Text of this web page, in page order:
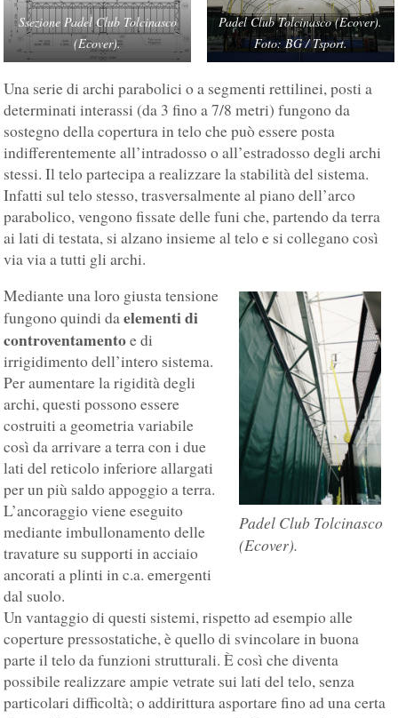
Ssezione Padel Club Tolcinasco
(Ecover).
Padel Club Tolcinasco (Ecover).
Foto: BG / Tsport.
Una serie di archi parabolici o a segmenti rettilinei, posti a
determinati interassi (da 3 fino a 7/8 metri) fungono da
sostegno della copertura in telo che può essere posta
indifferentemente all’intradosso o all’estradosso degli archi
stessi. Il telo partecipa a realizzare la stabilità del sistema.
Infatti sul telo stesso, trasversalmente al piano dell’arco
parabolico, vengono fissate delle funi che, partendo da terra
ai lati di testata, si alzano insieme al telo e si collegano così
via via a tutti gli archi.
Padel Club Tolcinasco
(Ecover).
Mediante una loro giusta tensione
fungono quindi daelementi di
controventamentoe di
irrigidimento dell’intero sistema.
Per aumentare la rigidità degli
archi, questi possono essere
costruiti a geometria variabile
così da arrivare a terra con i due
lati del reticolo inferiore allargati
per un più saldo appoggio a terra.
L’ancoraggio viene eseguito
mediante imbullonamento delle
travature su supporti in acciaio
ancorati a plinti in c.a. emergenti
dal suolo.
Un vantaggio di questi sistemi, rispetto ad esempio alle
coperture pressostatiche, è quello di svincolare in buona
parte il telo da funzioni strutturali. È così che diventa
possibile realizzare ampie vetrate sui lati del telo, senza
particolari difficoltà; o addirittura asportare fino ad una certa